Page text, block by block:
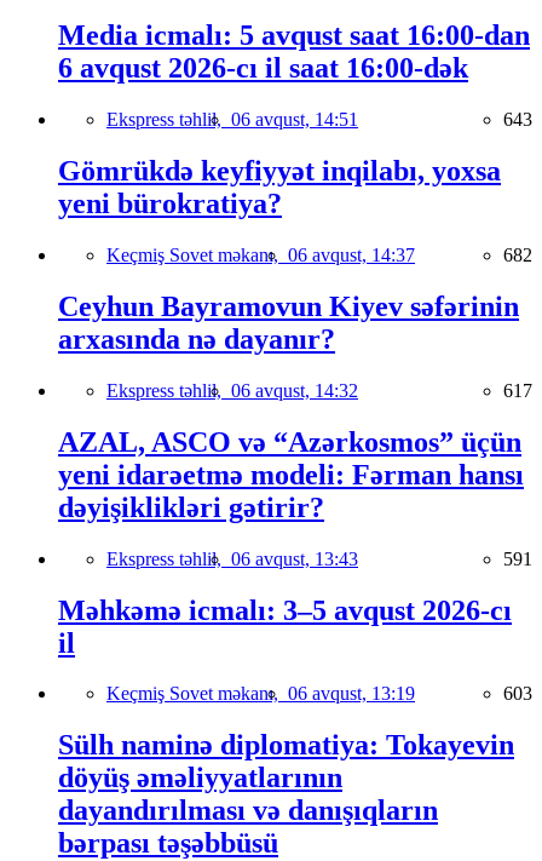
Media icmalı: 5 avqust saat 16:00-dan
6 avqust 2026-cı il saat 16:00-dək
Ekspress təhlil, 06 avqust, 14:51 643
Gömrükdə keyfiyyət inqilabı, yoxsa
yeni bürokratiya?
Keçmiş Sovet məkanı, 06 avqust, 14:37 682
Ceyhun Bayramovun Kiyev səfərinin
arxasında nə dayanır?
Ekspress təhlil, 06 avqust, 14:32 617
AZAL, ASCO və “Azərkosmos” üçün
yeni idarəetmə modeli: Fərman hansı
dəyişiklikləri gətirir?
Ekspress təhlil, 06 avqust, 13:43 591
Məhkəmə icmalı: 3–5 avqust 2026-cı
il
Keçmiş Sovet məkanı, 06 avqust, 13:19 603
Sülh naminə diplomatiya: Tokayevin
döyüş əməliyyatlarının
dayandırılması və danışıqların
bərpası təşəbbüsü